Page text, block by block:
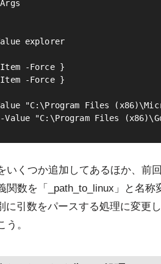
explorer
-Force }
-Force }
"C:\Program Files
いくつか追加してあるほか、前
関数を「_path_to_linux」と名称
に引数をパースする処理に変更
。